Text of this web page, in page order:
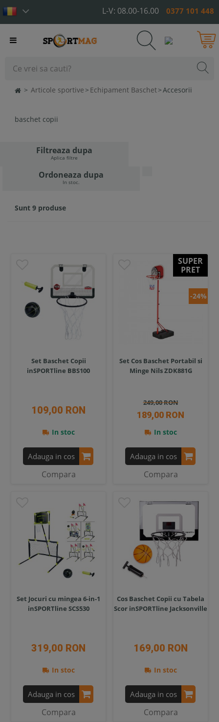
L-V: 08.00-16.00 0377 101 448
Toggle
> Articole sportive > Echipament Baschet>Accesorii
baschet copii
Filtreaza dupa
Aplica filtre
Ordoneaza dupa
In stoc.
Sunt 9 produse
Set Baschet Copii
inSPORTline BBS100
109,00 RON
In stoc
Adauga in cos
Compara
SUPER
PRET
-24%
Set Cos Baschet Portabil si
Minge Nils ZDK881G
249,00 RON
189,00 RON
In stoc
Adauga in cos
Compara
Set Jocuri cu mingea 6-in-1
inSPORTline SCS530
319,00 RON
In stoc
Adauga in cos
Compara
Cos Baschet Copii cu Tabela
Scor inSPORTline Jacksonville
169,00 RON
In stoc
Adauga in cos
Compara